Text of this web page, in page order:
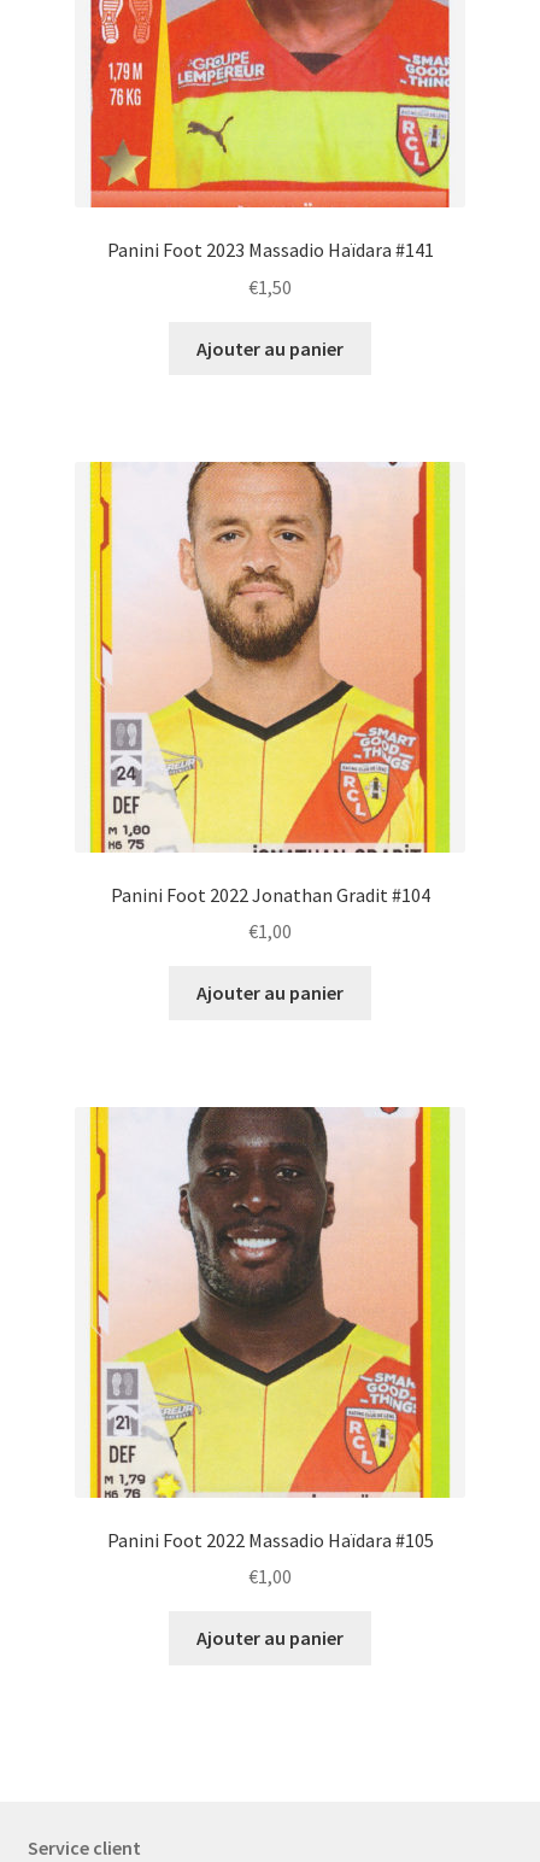
Panini Foot 2023 Massadio Haïdara #141
€1,50
Ajouter au panier
Panini Foot 2022 Jonathan Gradit #104
€1,00
Ajouter au panier
Panini Foot 2022 Massadio Haïdara #105
€1,00
Ajouter au panier
Service client